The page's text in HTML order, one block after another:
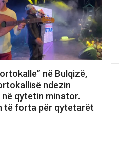
në Bulqizë,
ndezin
qytetin minator.
të forta për qytetarët